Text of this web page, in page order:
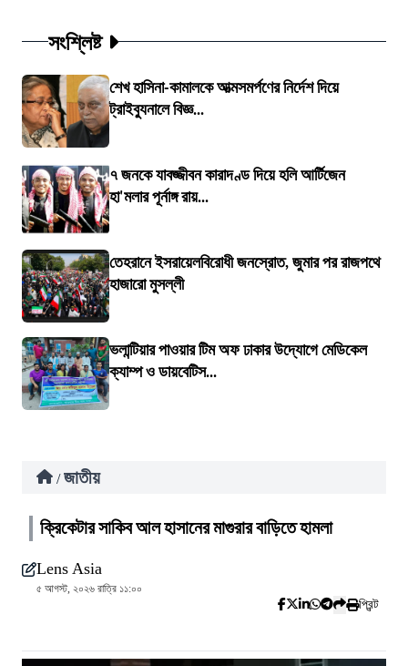
সংশ্লিষ্ট
শেখ হাসিনা-কামালকে আত্মসমর্পণের নির্দেশ দিয়ে
ট্রাইব্যুনালে বিজ্ঞ...
৭ জনকে যাবজ্জীবন কারাদণ্ড দিয়ে হলি আর্টিজেন
হা'মলার পূর্নাঙ্গ রায়...
তেহরানে ইসরায়েলবিরোধী জনস্রোত, জুমার পর রাজপথে
হাজারো মুসল্লী
ভলান্টিয়ার পাওয়ার টিম অফ ঢাকার উদ্যোগে মেডিকেল
ক্যাম্প ও ডায়বেটিস...
/ জাতীয়
ক্রিকেটার সাকিব আল হাসানের মাগুরার বাড়িতে হামলা
Lens Asia
৫ আগস্ট, ২০২৬ রাত্রি ১১:০০
প্রিন্ট